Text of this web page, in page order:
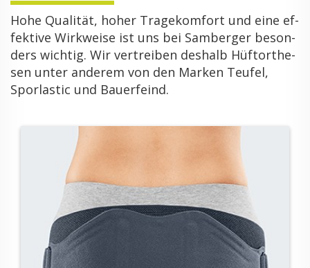
Hohe Qua­li­tät, hoher Tra­ge­kom­fort und eine ef­
fek­ti­ve Wirk­wei­se ist uns bei Sam­ber­ger be­son­
ders wich­tig. Wir ver­trei­ben des­halb Hüf­t­or­the­
sen unter an­de­rem von den Mar­ken Teu­fel,
Sporlastic und Bau­er­feind.